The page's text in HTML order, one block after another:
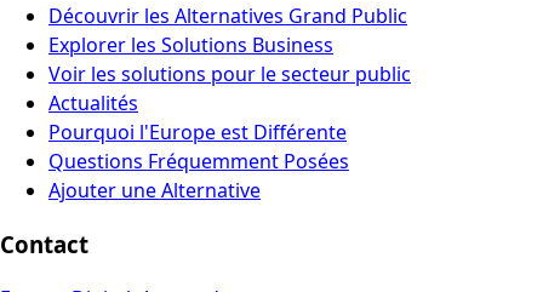
Découvrir les Alternatives Grand Public
Explorer les Solutions Business
Voir les solutions pour le secteur public
Actualités
Pourquoi l'Europe est Différente
Questions Fréquemment Posées
Ajouter une Alternative
Contact